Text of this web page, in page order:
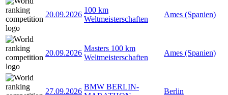
20.09.2026
100 km
Weltmeisterschaften
Ames (Spanien)
20.09.2026
Masters 100 km
Weltmeisterschaften
Ames (Spanien)
27.09.2026
BMW BERLIN-
Berlin